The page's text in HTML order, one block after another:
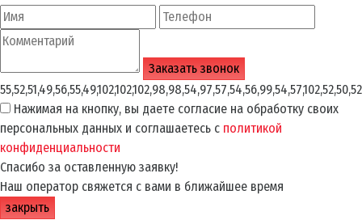
Нажимая на кнопку, вы даете согласие на обработку своих
персональных данных и соглашаетесь с политикой
конфиденциальности
Спасибо за оставленную заявку!
Наш оператор свяжется с вами в ближайшее время
закрыть